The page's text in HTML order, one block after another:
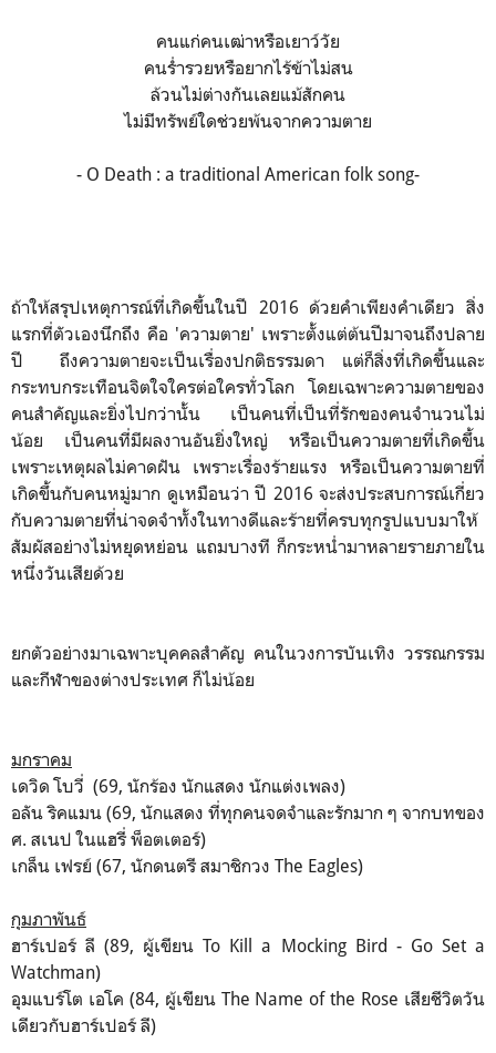
คนแก่คนเฒ่าหรือเยาว์วัย
คนร่ำรวยหรือยากไร้ข้าไม่สน
ล้วนไม่ต่างกันเลยแม้สักคน
ไม่มีทรัพย์ใดช่วยพ้นจากความตาย
- O Death : a traditional American folk song-
ถ้าให้สรุปเหตุการณ์ที่เกิดขึ้นในปี 2016 ด้วยคำเพียงคำเดียว สิ่ง
แรกที่ตัวเองนึกถึง คือ 'ความตาย' เพราะตั้งแต่ต้นปีมาจนถึงปลาย
ปี ถึงความตายจะเป็นเรื่องปกติธรรมดา แต่ก็สิ่งที่เกิดขึ้นและ
กระทบกระเทือนจิตใจใครต่อใครทั่วโลก โดยเฉพาะความตายของ
คนสำคัญและยิ่งไปกว่านั้น เป็นคนที่เป็นที่รักของคนจำนวนไม่
น้อย เป็นคนที่มีผลงานอันยิ่งใหญ่ หรือเป็นความตายที่เกิดขึ้น
เพราะเหตุผลไม่คาดฝัน เพราะเรื่องร้ายแรง หรือเป็นความตายที่
เกิดขึ้นกับคนหมู่มาก ดูเหมือนว่า ปี 2016 จะส่งประสบการณ์เกี่ยว
กับความตายที่น่าจดจำทั้งในทางดีและร้ายที่ครบทุกรูปแบบมาให้
สัมผัสอย่างไม่หยุดหย่อน แถมบางที ก็กระหน่ำมาหลายรายภายใน
หนึ่งวันเสียด้วย
ยกตัวอย่างมาเฉพาะบุคคลสำคัญ คนในวงการบันเทิง วรรณกรรม
และกีฬาของต่างประเทศ ก็ไม่น้อย
มกราคม
เดวิด โบวี่ (69, นักร้อง นักแสดง นักแต่งเพลง)
อลัน ริคแมน (69, นักแสดง ที่ทุกคนจดจำและรักมาก ๆ จากบทของ
ศ. สเนป ในแฮรี่ พ็อตเตอร์)
เกล็น เฟรย์ (67, นักดนตรี สมาชิกวง The Eagles)
กุมภาพันธ์
ฮาร์เปอร์ ลี (89, ผู้เขียน To Kill a Mocking Bird - Go Set a
Watchman)
อุมแบร์โต เอโค (84, ผู้เขียน The Name of the Rose เสียชีวิตวัน
เดียวกับฮาร์เปอร์ ลี)